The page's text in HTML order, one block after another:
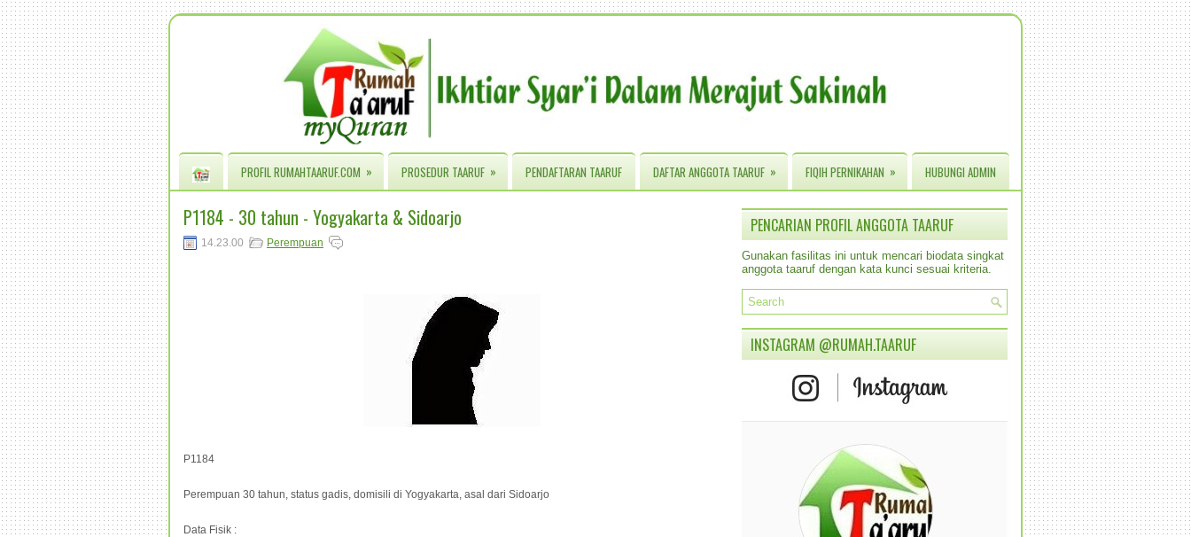
PROFIL RUMAHTAARUF.COM » PROSEDUR TAARUF » PENDAFTARAN TAARUF DAFTAR ANGGOTA TAARUF » FIQIH PERNIKAHAN » HUBUNGI ADMIN
P1184 - 30 tahun - Yogyakarta & Sidoarjo
14.23.00 Perempuan
P1184
Perempuan 30 tahun, status gadis, domisili di Yogyakarta, asal dari Sidoarjo
Data Fisik :
PENCARIAN PROFIL ANGGOTA TAARUF
Gunakan fasilitas ini untuk mencari biodata singkat
anggota taaruf dengan kata kunci sesuai kriteria.
INSTAGRAM @RUMAH.TAARUF